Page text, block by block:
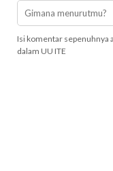
Isi komentar sepenuhnya
dalam UU ITE